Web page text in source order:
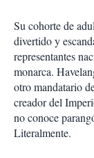
Su cohorte de
divertido y
representantes
monarca.
otro mandatario
creador del
no conoce
Literalmente.